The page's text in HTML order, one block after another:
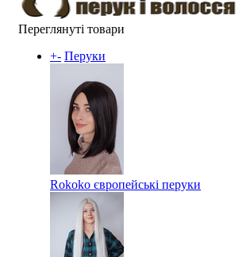
Переглянуті товари
+- Перуки
Rokoko європейські перуки